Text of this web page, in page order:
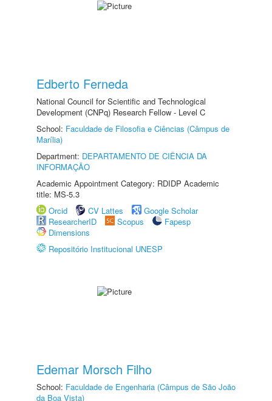
Edberto Ferneda
National Council for Scientific and Technological
Development (CNPq) Research Fellow - Level C
School: Faculdade de Filosofia e Ciências (Câmpus de
Marília)
Department: DEPARTAMENTO DE CIÊNCIA DA
INFORMAÇÃO
Academic Appointment Category: RDIDP Academic
title: MS-5.3
Orcid
CV Lattes
Google Scholar
ResearcherID
Scopus
Fapesp
Dimensions
Repositório Institucional UNESP
Edemar Morsch Filho
School: Faculdade de Engenharia (Câmpus de São João
da Boa Vista)